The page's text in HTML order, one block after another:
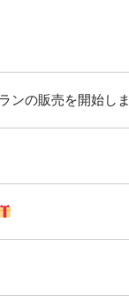
ンの販売を開始し